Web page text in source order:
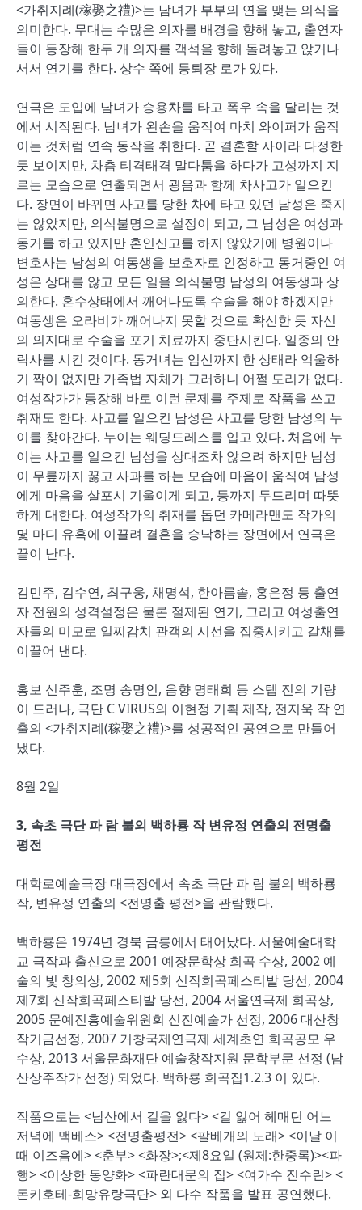
<가취지례(稼娶之禮)>는 남녀가 부부의 연을 맺는 의식을
의미한다. 무대는 수많은 의자를 배경을 향해 놓고, 출연자
들이 등장해 한두 개 의자를 객석을 향해 돌려놓고 앉거나
서서 연기를 한다. 상수 쪽에 등퇴장 로가 있다.
연극은 도입에 남녀가 승용차를 타고 폭우 속을 달리는 것
에서 시작된다. 남녀가 왼손을 움직여 마치 와이퍼가 움직
이는 것처럼 연속 동작을 취한다. 곧 결혼할 사이라 다정한
듯 보이지만, 차츰 티격태격 말다툼을 하다가 고성까지 지
르는 모습으로 연출되면서 굉음과 함께 차사고가 일으킨
다. 장면이 바뀌면 사고를 당한 차에 타고 있던 남성은 죽지
는 않았지만, 의식불명으로 설정이 되고, 그 남성은 여성과
동거를 하고 있지만 혼인신고를 하지 않았기에 병원이나
변호사는 남성의 여동생을 보호자로 인정하고 동거중인 여
성은 상대를 않고 모든 일을 의식불명 남성의 여동생과 상
의한다. 혼수상태에서 깨어나도록 수술을 해야 하겠지만
여동생은 오라비가 깨어나지 못할 것으로 확신한 듯 자신
의 의지대로 수술을 포기 치료까지 중단시킨다. 일종의 안
락사를 시킨 것이다. 동거녀는 임신까지 한 상태라 억울하
기 짝이 없지만 가족법 자체가 그러하니 어쩔 도리가 없다.
여성작가가 등장해 바로 이런 문제를 주제로 작품을 쓰고
취재도 한다. 사고를 일으킨 남성은 사고를 당한 남성의 누
이를 찾아간다. 누이는 웨딩드레스를 입고 있다. 처음에 누
이는 사고를 일으킨 남성을 상대조차 않으려 하지만 남성
이 무릎까지 꿇고 사과를 하는 모습에 마음이 움직여 남성
에게 마음을 살포시 기울이게 되고, 등까지 두드리며 따뜻
하게 대한다. 여성작가의 취재를 돕던 카메라맨도 작가의
몇 마디 유혹에 이끌려 결혼을 승낙하는 장면에서 연극은
끝이 난다.
김민주, 김수연, 최구웅, 채명석, 한아름솔, 홍은정 등 출연
자 전원의 성격설정은 물론 절제된 연기, 그리고 여성출연
자들의 미모로 일찌감치 관객의 시선을 집중시키고 갈채를
이끌어 낸다.
홍보 신주훈, 조명 송명인, 음향 명태희 등 스텝 진의 기량
이 드러나, 극단 C VIRUS의 이현정 기획 제작, 전지욱 작 연
출의 <가취지례(稼娶之禮)>를 성공적인 공연으로 만들어
냈다.
8월 2일
3, 속초 극단 파 람 불의 백하룡 작 변유정 연출의 전명출
평전
대학로예술극장 대극장에서 속초 극단 파 람 불의 백하룡
작, 변유정 연출의 <전명출 평전>을 관람했다.
백하룡은 1974년 경북 금릉에서 태어났다. 서울예술대학
교 극작과 출신으로 2001 예장문학상 희곡 수상, 2002 예
술의 빛 창의상, 2002 제5회 신작희곡페스티발 당선, 2004
제7회 신작희곡페스티발 당선, 2004 서울연극제 희곡상,
2005 문예진흥예술위원회 신진예술가 선정, 2006 대산창
작기금선정, 2007 거창국제연극제 세계초연 희곡공모 우
수상, 2013 서울문화재단 예술창작지원 문학부문 선정 (남
산상주작가 선정) 되었다. 백하룡 희곡집1.2.3 이 있다.
작품으로는 <남산에서 길을 잃다> <길 잃어 헤매던 어느
저녁에 맥베스> <전명출평전> <팔베개의 노래> <이날 이
때 이즈음에> <춘부> <화장>;<제8요일 (원제:한중록)><파
행> <이상한 동양화> <파란대문의 집> <여가수 진수린> <
돈키호테-희망유랑극단> 외 다수 작품을 발표 공연했다.